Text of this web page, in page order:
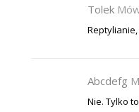
Tolek
Abcdefg
Nie. Tylko